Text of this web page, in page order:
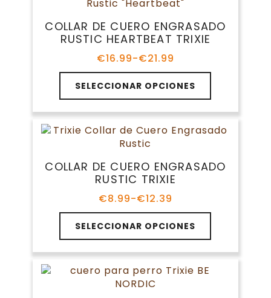
se
pueden
en
página
de
producto
COLLAR DE CUERO ENGRASADO
RUSTIC HEARTBEAT TRIXIE
€16.99-€21.99
Rango
de
precios:
desde
€16.99
hasta
€21.99
SELECCIONAR OPCIONES
Este
producto
tiene
múltiples
variantes.
se
pueden
en
página
de
COLLAR DE CUERO ENGRASADO
RUSTIC TRIXIE
€8.99-€12.39
Rango
de
precios:
desde
€8.99
hasta
€12.39
SELECCIONAR OPCIONES
Este
producto
tiene
múltiples
variantes.